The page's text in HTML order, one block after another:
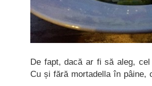
De fapt, dacă ar fi să aleg,
Cu și fără mortadella în pâine,